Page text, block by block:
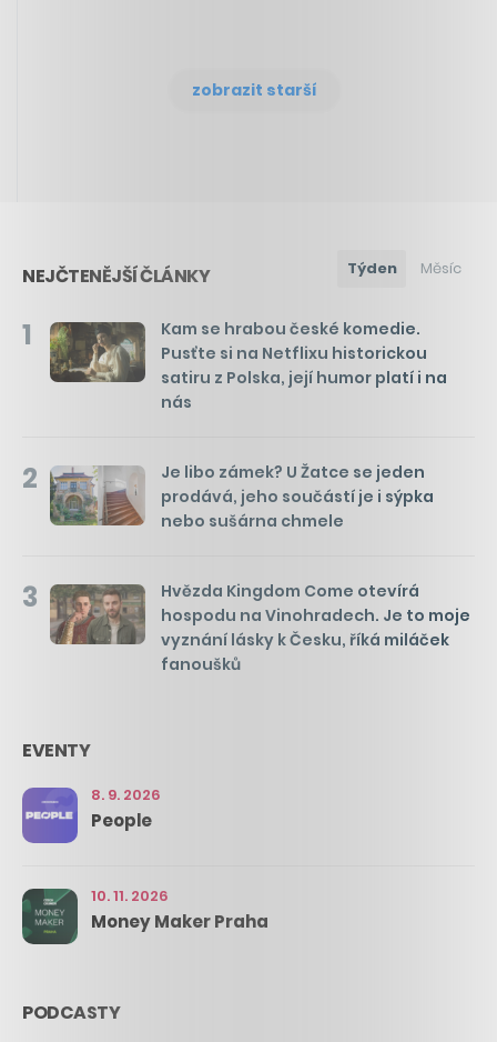
zobrazit starší
NEJČTENĚJŠÍ ČLÁNKY Týden Měsíc
1
Kam se hrabou české komedie.
Pusťte si na Netflixu historickou
satiru z Polska, její humor platí i na
nás
2
Je libo zámek? U Žatce se jeden
prodává, jeho součástí je i sýpka
nebo sušárna chmele
3
Hvězda Kingdom Come otevírá
hospodu na Vinohradech. Je to moje
vyznání lásky k Česku, říká miláček
fanoušků
EVENTY
8. 9. 2026
People
10. 11. 2026
Money Maker Praha
PODCASTY